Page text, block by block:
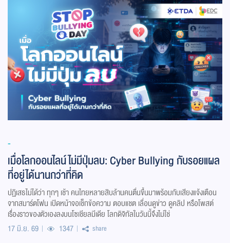
-
เมื่อโลกออนไลน์ไม่มีปุ่มลบ: Cyber Bullying กับรอยแผล
ที่อยู่ได้นานกว่าที่คิด
ปฏิเสธไม่ได้ว่า ทุกๆ เช้า คนไทยหลายสิบล้านคนตื่นขึ้นมาพร้อมกับเสียงแจ้งเตือน
จากสมาร์ตโฟน เปิดหน้าจอเช็กข้อความ ตอบแชต เลื่อนดูข่าว ดูคลิป หรือโพสต์
เรื่องราวของตัวเองลงบนโซเชียลมีเดีย โลกดิจิทัลในวันนี้จึงไม่ใช่
17 มิ.ย. 69
1347 share